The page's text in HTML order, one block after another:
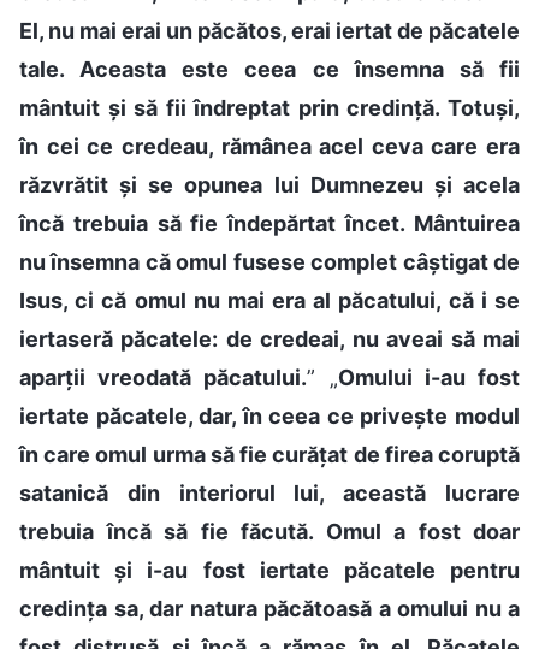
El, nu mai erai un păcătos, erai iertat de păcatele
tale. Aceasta este ceea ce însemna să fii
mântuit și să fii îndreptat prin credință. Totuși,
în cei ce credeau, rămânea acel ceva care era
răzvrătit și se opunea lui Dumnezeu și acela
încă trebuia să fie îndepărtat încet. Mântuirea
nu însemna că omul fusese complet câștigat de
Isus, ci că omul nu mai era al păcatului, că i se
iertaseră păcatele: de credeai, nu aveai să mai
aparții vreodată păcatului.” „Omului i-au fost
iertate păcatele, dar, în ceea ce privește modul
în care omul urma să fie curățat de firea coruptă
satanică din interiorul lui, această lucrare
trebuia încă să fie făcută. Omul a fost doar
mântuit și i-au fost iertate păcatele pentru
credința sa, dar natura păcătoasă a omului nu a